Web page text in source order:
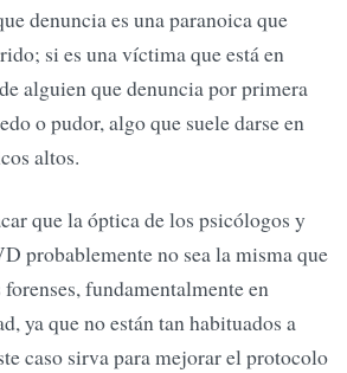
denuncia es una paranoica que
si es una víctima que está en
alguien que denuncia por primera
o pudor, algo que suele darse en
altos.
que la óptica de los psicólogos y
probablemente no sea la misma que
fundamentalmente en
ya que no están tan habituados a
caso sirva para mejorar el protocolo